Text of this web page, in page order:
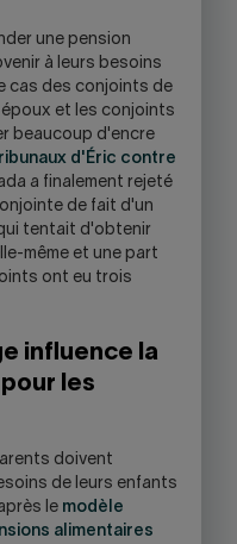
une pension
à leurs besoins
cas des conjoints de
et les conjoints
beaucoup d'encre
d'Éric contre
a finalement rejeté
de fait d'un
tentait d'obtenir
même et une part
ont eu trois
influence la
les
doivent
de leurs enfants
le modèle
alimentaires